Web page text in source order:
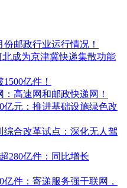
份邮政行业运行情况！
成为京津冀快递集散功能
亿件！
高速网和邮政快递网！
亿元：推进基础设施绿色改
合改革试点：深化无人驾
280亿件：同比增长
件：寄递服务强干联网，